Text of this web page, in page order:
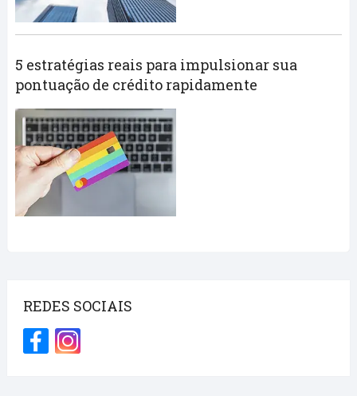
5 estratégias reais para impulsionar sua
pontuação de crédito rapidamente
REDES SOCIAIS